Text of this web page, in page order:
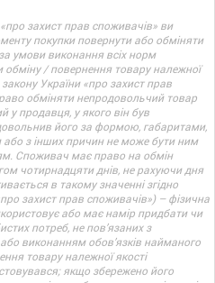
захист прав споживачів» ви
покупки повернути або обміняти
умови виконання всіх норм
/ повернення товару належної
закону України «про захист прав
обміняти непродовольчий товар
у продавця, у якого він був
його за формою, габаритами,
з інших причин не може бути ним
Споживач має право на обмін
чотирнадцяти днів, не рахуючи дня
в такому значенні згідно
захист прав споживачів») – фізична
або має намір придбати чи
потреб, не пов’язаних з
виконанням обов’язків найманого
товару належної якості
якщо збережено його